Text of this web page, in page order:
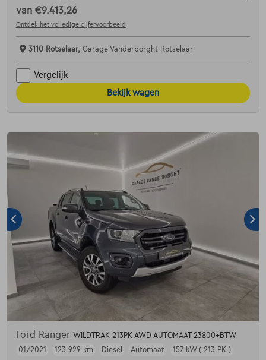
van €9.413,26
Ontdek het volledige cijfervoorbeeld
3110 Rotselaar, Garage Vanderborght Rotselaar
Vergelijk
Bekijk wagen
Ford Ranger WILDTRAK 213PK AWD AUTOMAAT 23800+BTW
01/2021
123.929 km Diesel Automaat 157 kW ( 213 PK )